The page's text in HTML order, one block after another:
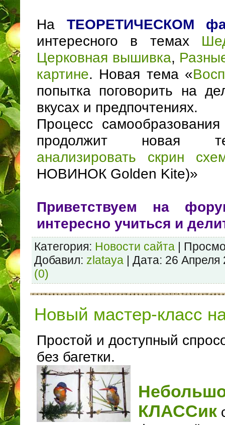
На ТЕОРЕТИЧЕСКОМ
интересного в темах
Церковная вышивка,
картине. Новая тема «
попытка поговорить на
вкусах и предпочтениях.
Процесс
продолжит новая
анализировать скрин
НОВИНОК Golden Kite)»
Приветствуем на
интересно учиться и
Категория: Новости сайта |
Добавил: zlataya | Дата: 26 Апреля
(0)
Новый мастер-класс
Простой и доступный
без багетки.
КЛАССик